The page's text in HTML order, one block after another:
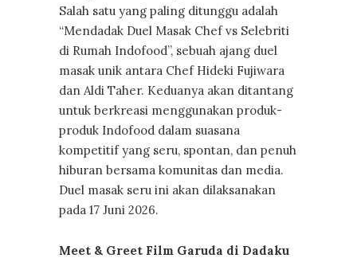
Salah satu yang paling ditunggu adalah
“Mendadak Duel Masak Chef vs Selebriti
di Rumah Indofood”, sebuah ajang duel
masak unik antara Chef Hideki Fujiwara
dan Aldi Taher. Keduanya akan ditantang
untuk berkreasi menggunakan produk-
produk Indofood dalam suasana
kompetitif yang seru, spontan, dan penuh
hiburan bersama komunitas dan media.
Duel masak seru ini akan dilaksanakan
pada 17 Juni 2026.
Meet & Greet Film Garuda di Dadaku